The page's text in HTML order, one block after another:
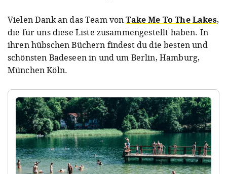
Vielen Dank an das Team vonTake Me To The Lakes,
die für uns diese Liste zusammengestellt haben. In
ihren hübschen Büchern findest du die besten und
schönsten Badeseen in und um Berlin, Hamburg,
München Köln.